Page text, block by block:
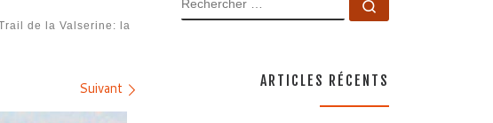
de la Valserine: la
Suivant ARTICLES RÉCENTS